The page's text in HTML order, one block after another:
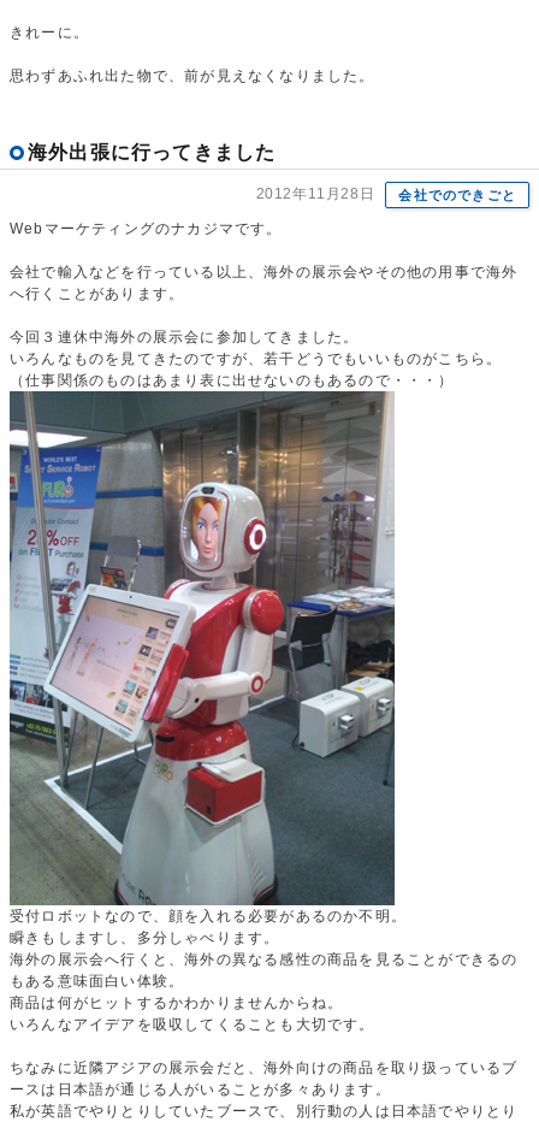
きれーに。
思わずあふれ出た物で、前が見えなくなりました。
海外出張に行ってきました
2012年11月28日 会社でのできごと
Webマーケティングのナカジマです。
会社で輸入などを行っている以上、海外の展示会やその他の用事で海外
へ行くことがあります。
今回３連休中海外の展示会に参加してきました。
いろんなものを見てきたのですが、若干どうでもいいものがこちら。
（仕事関係のものはあまり表に出せないのもあるので・・・）
受付ロボットなので、顔を入れる必要があるのか不明。
瞬きもしますし、多分しゃべります。
海外の展示会へ行くと、海外の異なる感性の商品を見ることができるの
もある意味面白い体験。
商品は何がヒットするかわかりませんからね。
いろんなアイデアを吸収してくることも大切です。
ちなみに近隣アジアの展示会だと、海外向けの商品を取り扱っているブ
ースは日本語が通じる人がいることが多々あります。
私が英語でやりとりしていたブースで、別行動の人は日本語でやりとり